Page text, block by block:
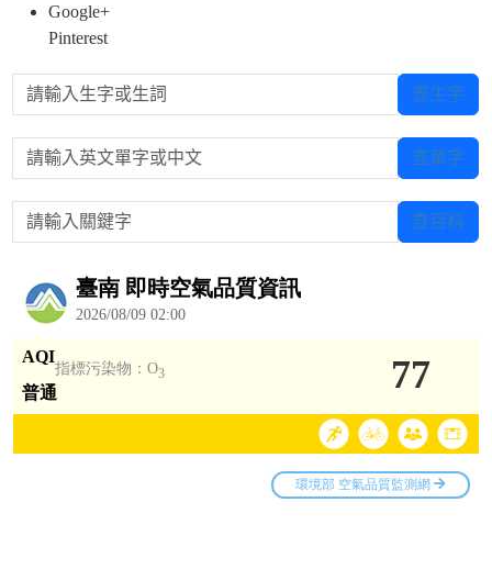
Google+
Pinterest
請輸入生字或生詞 查生字
請輸入英文單字或中文 查單字
請輸入關鍵字 查百科